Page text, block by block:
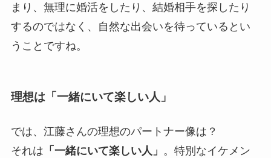
まり、無理に婚活をしたり、結婚相手を探したり
するのではなく、自然な出会いを待っているとい
うことですね。
理想は「一緒にいて楽しい人」
では、江藤さんの理想のパートナー像は？
それは 「一緒にいて楽しい人」 。特別なイケメン